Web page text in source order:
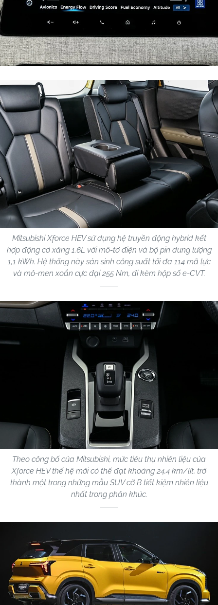
Mitsubishi Xforce HEV sử dụng hệ truyền động hybrid kết
hợp động cơ xăng 1.6L với mô-tơ điện và bộ pin dung lượng
1,1 kWh. Hệ thống này sản sinh công suất tối đa 114 mã lực
và mô-men xoắn cực đại 255 Nm, đi kèm hộp số e-CVT.
Theo công bố của Mitsubishi, mức tiêu thụ nhiên liệu của
Xforce HEV thế hệ mới có thể đạt khoảng 24,4 km/lít, trở
thành một trong những mẫu SUV cỡ B tiết kiệm nhiên liệu
nhất trong phân khúc.